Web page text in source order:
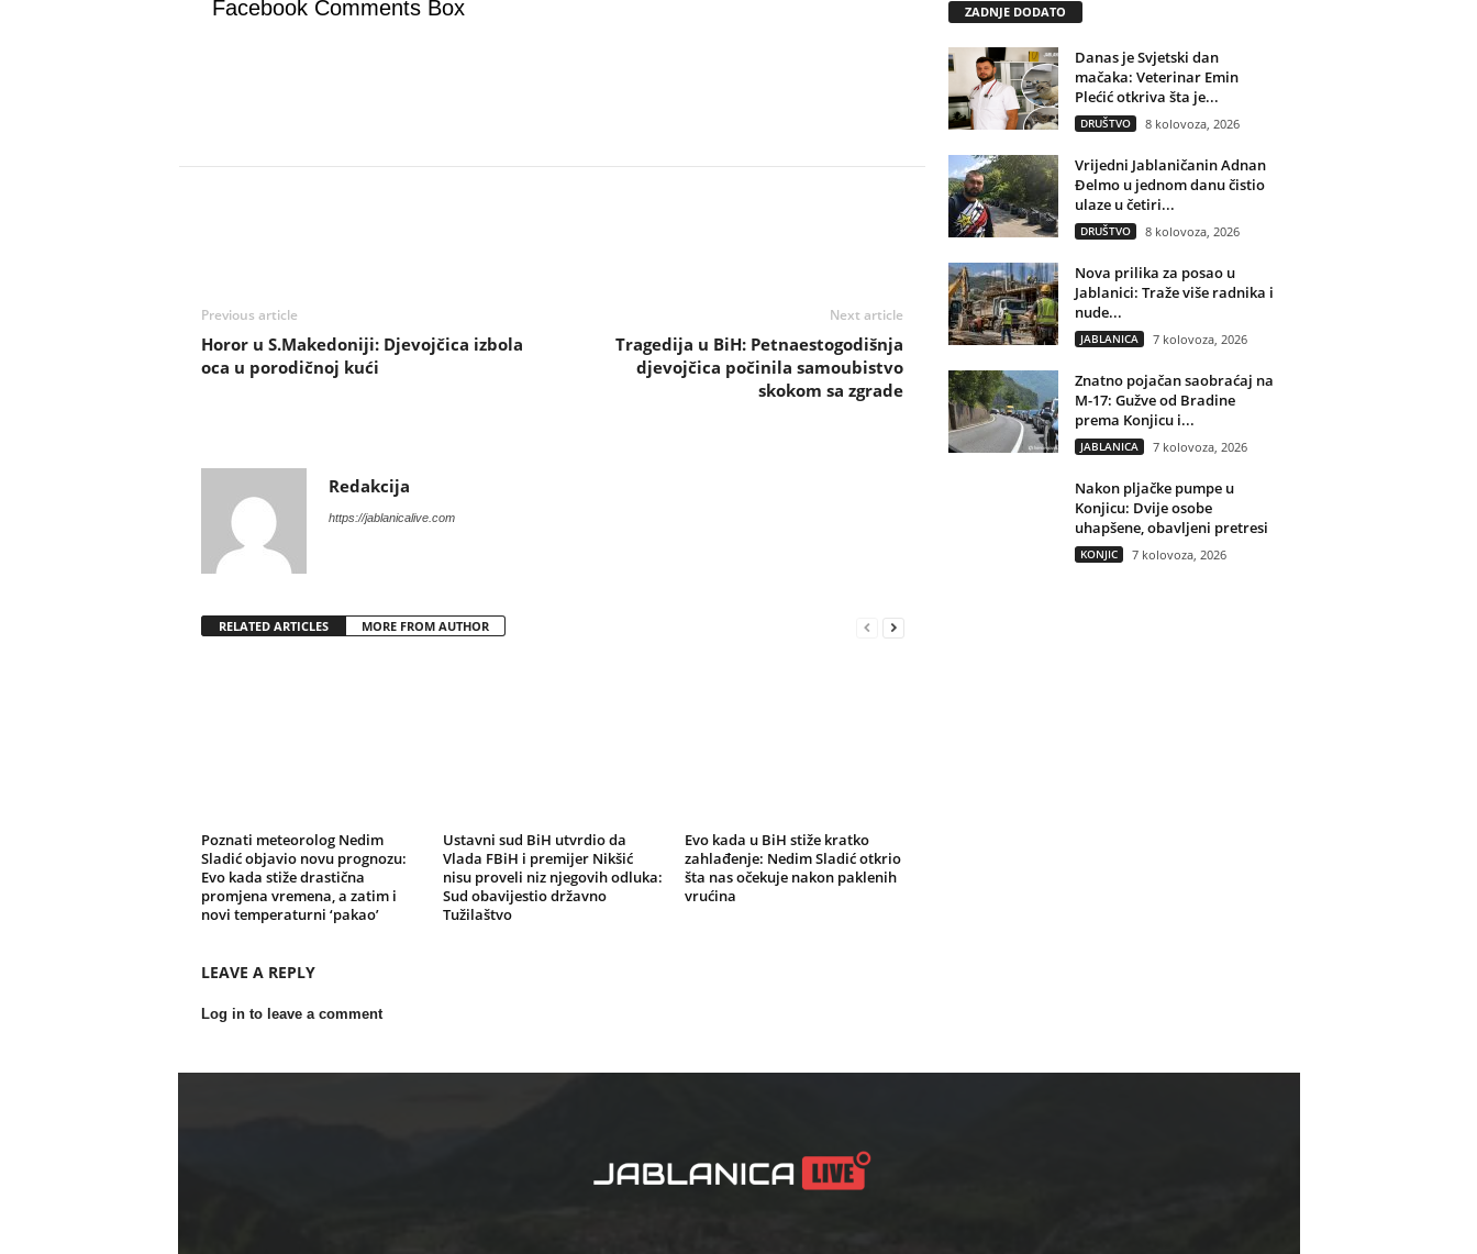
Facebook Comments Box
Previous article
Horor u S.Makedoniji: Djevojčica izbola
oca u porodičnoj kući
Next article
Tragedija u BiH: Petnaestogodišnja
djevojčica počinila samoubistvo
skokom sa zgrade
Redakcija
https://jablanicalive.com
RELATED ARTICLES MORE FROM AUTHOR
Poznati meteorolog Nedim
Sladić objavio novu prognozu:
Evo kada stiže drastična
promjena vremena, a zatim i
novi temperaturni ‘pakao’
Ustavni sud BiH utvrdio da
Vlada FBiH i premijer Nikšić
nisu proveli niz njegovih odluka:
Sud obavijestio državno
Tužilaštvo
Evo kada u BiH stiže kratko
zahlađenje: Nedim Sladić otkrio
šta nas očekuje nakon paklenih
vrućina
LEAVE A REPLY
Log in to leave a comment
ZADNJE DODATO
Danas je Svjetski dan
mačaka: Veterinar Emin
Plećić otkriva šta je...
DRUŠTVO 8 kolovoza, 2026
Vrijedni Jablaničanin Adnan
Đelmo u jednom danu čistio
ulaze u četiri...
DRUŠTVO 8 kolovoza, 2026
Nova prilika za posao u
Jablanici: Traže više radnika i
nude...
JABLANICA 7 kolovoza, 2026
Znatno pojačan saobraćaj na
M-17: Gužve od Bradine
prema Konjicu i...
JABLANICA 7 kolovoza, 2026
Nakon pljačke pumpe u
Konjicu: Dvije osobe
uhapšene, obavljeni pretresi
KONJIC 7 kolovoza, 2026